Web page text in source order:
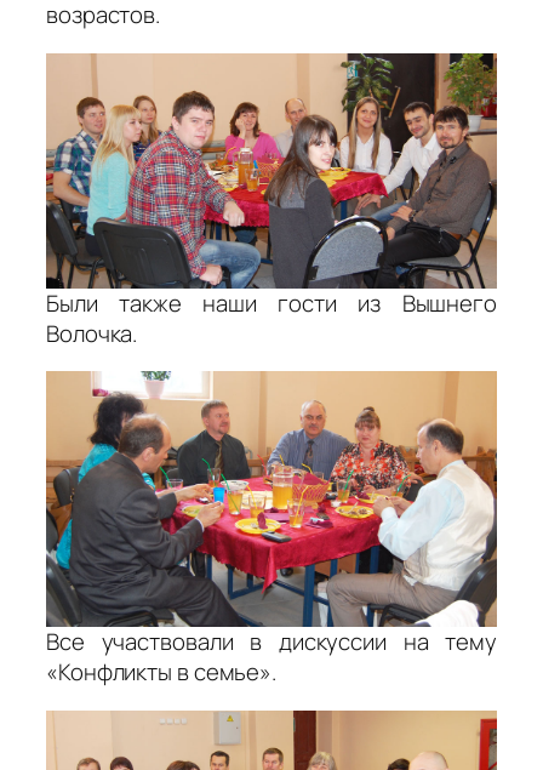
возрастов.
Были также наши гости из Вышнего
Волочка.
Все участвовали в дискуссии на тему
«Конфликты в семье».